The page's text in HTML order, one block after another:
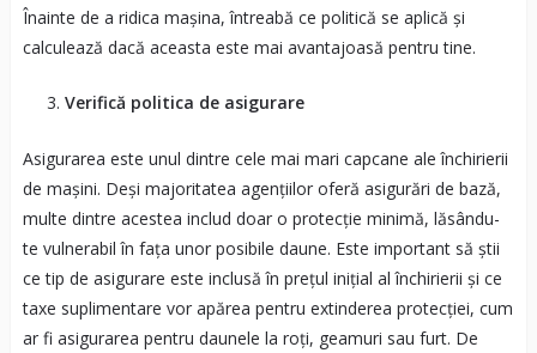
Înainte de a ridica mașina, întreabă ce politică se aplică și
calculează dacă aceasta este mai avantajoasă pentru tine.
Verifică politica de asigurare
Asigurarea este unul dintre cele mai mari capcane ale închirierii
de mașini. Deși majoritatea agențiilor oferă asigurări de bază,
multe dintre acestea includ doar o protecție minimă, lăsându-
te vulnerabil în fața unor posibile daune. Este important să știi
ce tip de asigurare este inclusă în prețul inițial al închirierii și ce
taxe suplimentare vor apărea pentru extinderea protecției, cum
ar fi asigurarea pentru daunele la roți, geamuri sau furt. De